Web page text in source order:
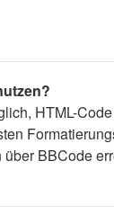
HTML-
BBCode